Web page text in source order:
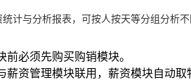
计与分析报表，可按人按天等分组分析
前必须先购买购销模块。
薪资管理模块联用，薪资模块自动